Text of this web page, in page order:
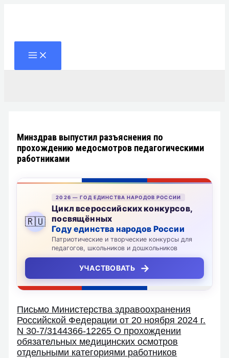
Минздрав выпустил разъяснения по
прохождению медосмотров педагогическими
работниками
🇷🇺
2026 — ГОД ЕДИНСТВА НАРОДОВ РОССИИ
Цикл всероссийских конкурсов,
посвящённых
Году единства народов России
Патриотические и творческие конкурсы для
педагогов, школьников и дошкольников
УЧАСТВОВАТЬ →
Письмо Министерства здравоохранения
Российской Федерации от 20 ноября 2024 г.
N 30-7/3144366-12265 О прохождении
обязательных медицинских осмотров
отдельными категориями работников